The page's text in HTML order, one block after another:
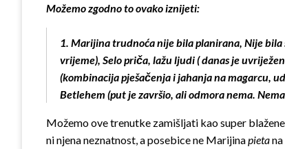
Možemo zgodno to ovako iznijeti:
1. Marijina trudnoća nije bila planirana, Nije
vrijeme), Selo priča, lažu ljudi ( danas je
(kombinacija pješačenja i jahanja na magarcu,
Betlehem (put je završio, ali odmora nema.
Možemo ove trenutke zamišljati kao super
ni njena neznatnost, a posebice ne Marijinapieta